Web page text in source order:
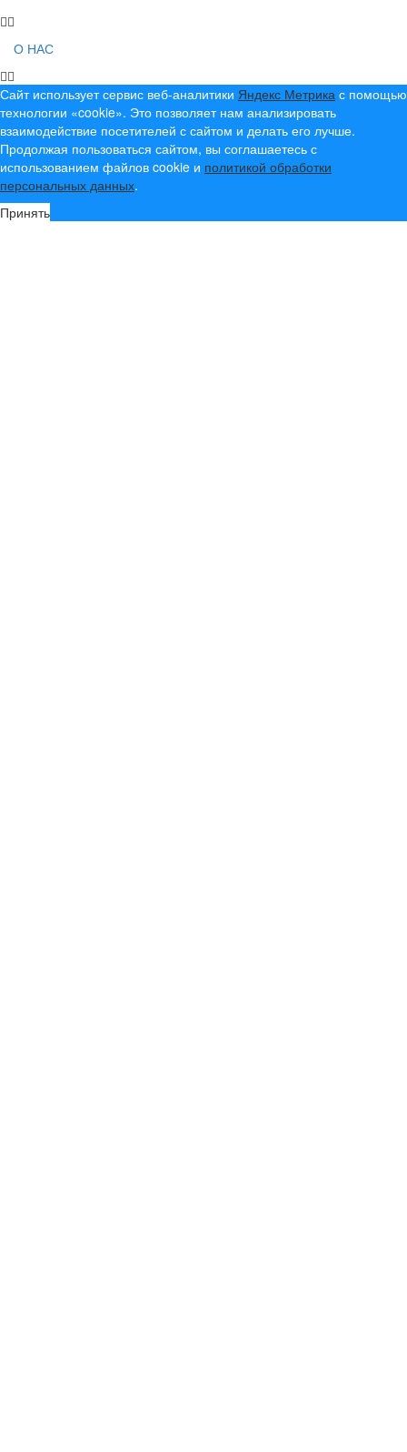
О НАС
Сайт использует сервис веб-аналитики Яндекс Метрика с помощью
технологии «cookie». Это позволяет нам анализировать
взаимодействие посетителей с сайтом и делать его лучше.
Продолжая пользоваться сайтом, вы соглашаетесь с
использованием файлов cookie и политикой обработки
персональных данных.
Принять